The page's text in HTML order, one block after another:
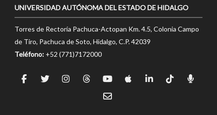
UNIVERSIDAD AUTÓNOMA DEL ESTADO DE HIDALGO
Torres de Rectoría Pachuca-Actopan Km. 4.5, Colonia Campo
de Tiro, Pachuca de Soto, Hidalgo, C.P. 42039
Teléfono: +52 (771)7172000